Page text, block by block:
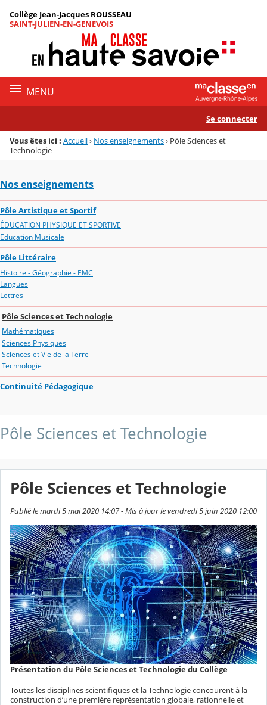
Menu de la rubrique
Contenu
Collège Jean-Jacques ROUSSEAU
SAINT-JULIEN-EN-GENEVOIS
MENU
Se connecter
Vous êtes ici : Accueil› Nos enseignements› Pôle Sciences et
Technologie
Nos enseignements
Pôle Artistique et Sportif
ÉDUCATION PHYSIQUE ET SPORTIVE
Education Musicale
Pôle Littéraire
Histoire - Géographie - EMC
Langues
Lettres
Pôle Sciences et Technologie
Mathématiques
Sciences Physiques
Sciences et Vie de la Terre
Technologie
Continuité Pédagogique
Pôle Sciences et Technologie
Pôle Sciences et Technologie
Publié le mardi 5 mai 2020 14:07 - Mis à jour le vendredi 5 juin 2020 12:00
Présentation du Pôle Sciences et Technologie du Collège
Toutes les disciplines scientifiques et la Technologie concourent à la
construction d’une première représentation globale, rationnelle et